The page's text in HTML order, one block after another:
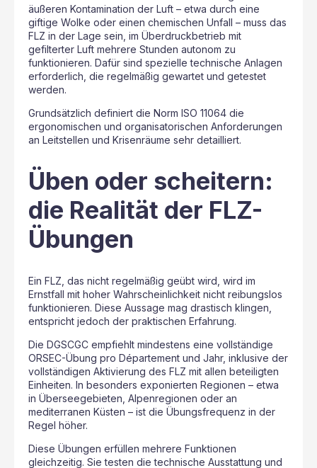
äußeren Kontamination der Luft – etwa durch eine
giftige Wolke oder einen chemischen Unfall – muss das
FLZ in der Lage sein, im Überdruckbetrieb mit
gefilterter Luft mehrere Stunden autonom zu
funktionieren. Dafür sind spezielle technische Anlagen
erforderlich, die regelmäßig gewartet und getestet
werden.
Grundsätzlich definiert die Norm ISO 11064 die
ergonomischen und organisatorischen Anforderungen
an Leitstellen und Krisenräume sehr detailliert.
Üben oder scheitern:
die Realität der FLZ-
Übungen
Ein FLZ, das nicht regelmäßig geübt wird, wird im
Ernstfall mit hoher Wahrscheinlichkeit nicht reibungslos
funktionieren. Diese Aussage mag drastisch klingen,
entspricht jedoch der praktischen Erfahrung.
Die DGSCGC empfiehlt mindestens eine vollständige
ORSEC-Übung pro Département und Jahr, inklusive der
vollständigen Aktivierung des FLZ mit allen beteiligten
Einheiten. In besonders exponierten Regionen – etwa
in Überseegebieten, Alpenregionen oder an
mediterranen Küsten – ist die Übungsfrequenz in der
Regel höher.
Diese Übungen erfüllen mehrere Funktionen
gleichzeitig. Sie testen die technische Ausstattung und